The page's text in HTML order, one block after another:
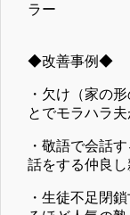
ラー
◆改善事例◆
・欠け（家の
とでモラハラ
・敬語で会話
話をする仲良
・生徒不足閉